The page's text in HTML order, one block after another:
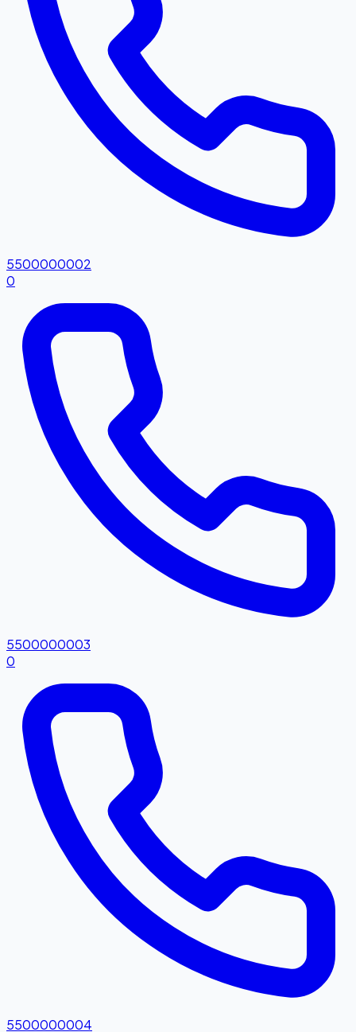
5500000002
0
5500000003
0
5500000004